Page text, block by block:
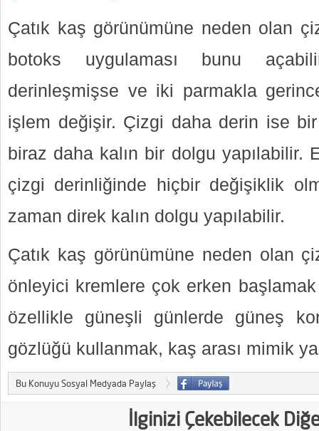
Çatık kaş görünümüne neden olan
botoks uygulaması bunu
derinleşmişse ve iki parmakla
işlem değişir. Çizgi daha derin ise
biraz daha kalın bir dolgu yapılabilir.
çizgi derinliğinde hiçbir değişiklik
zaman direk kalın dolgu yapılabilir.
Çatık kaş görünümüne neden olan
önleyici kremlere çok erken başlamak
özellikle güneşli günlerde güneş
gözlüğü kullanmak, kaş arası mimik
Bu Konuyu Sosyal Medyada Paylaş
İlginizi Çekebilecek